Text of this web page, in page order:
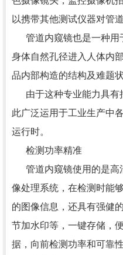
以携带其他测试仪器对管
管道内窥镜也是一种用
身体自然孔径进入人体内
品内部构造的结构及难题状
由于这种专业能力具有
此广泛运用于工业生产中
运行时。
检测功率精准
管道内窥镜使用的是高
像处理系统，在检测时能
的图像信息，还具有强健
节加水印等，一键存储，
据，向前检测功率和可靠